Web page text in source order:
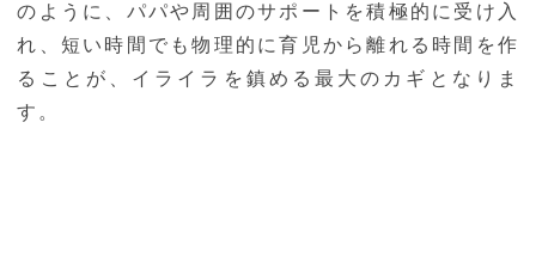
のように、パパや周囲のサポートを積極的に受け入
れ、短い時間でも物理的に育児から離れる時間を作
ることが、イライラを鎮める最大のカギとなりま
す。